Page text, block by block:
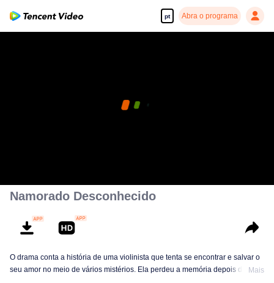
pt Abra o programa
Namorado Desconhecido
O drama conta a história de uma violinista que tenta se encontrar e salvar o
seu amor no meio de vários mistérios. Ela perdeu a memória depois de
Mais